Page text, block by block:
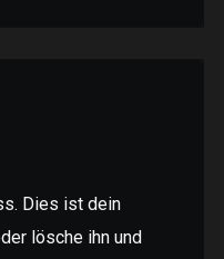
Dies ist dein
lösche ihn und